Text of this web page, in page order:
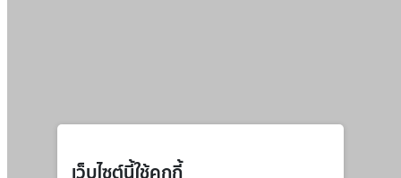
เว็บไซต์นี้ใช้คุกกี้